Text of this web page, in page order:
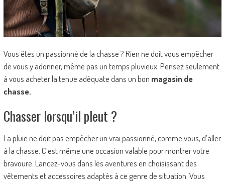
Vous êtes un passionné de la chasse ? Rien ne doit vous empêcher
de vous y adonner, même pas un temps pluvieux. Pensez seulement
à vous acheter la tenue adéquate dans un bon magasin de
chasse.
Chasser lorsqu’il pleut ?
La pluie ne doit pas empêcher un vrai passionné, comme vous, d’aller
à la chasse. C’est même une occasion valable pour montrer votre
bravoure. Lancez-vous dans les aventures en choisissant des
vêtements et accessoires adaptés à ce genre de situation. Vous